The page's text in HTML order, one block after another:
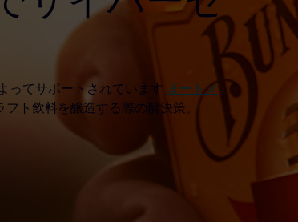
ってサポートされています オートメ
フト飲料を醸造する際の解決策。